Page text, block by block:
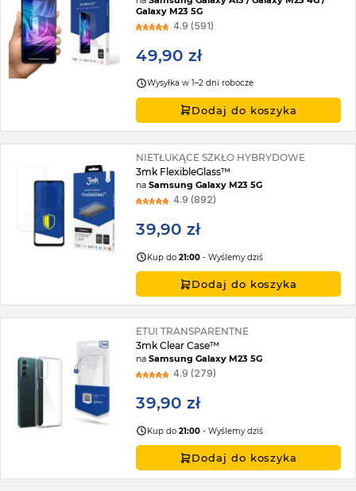
Galaxy M23 5G
4.9 (591)
49,90 zł
Wysyłka w 1–2 dni robocze
Dodaj do koszyka
NIETŁUKĄCE SZKŁO HYBRYDOWE
3mk FlexibleGlass™
naSamsung Galaxy M23 5G
4.9 (892)
39,90 zł
Kup do21:00 - Wyślemy dziś
Dodaj do koszyka
ETUI TRANSPARENTNE
3mk Clear Case™
naSamsung Galaxy M23 5G
4.9 (279)
39,90 zł
Kup do21:00 - Wyślemy dziś
Dodaj do koszyka